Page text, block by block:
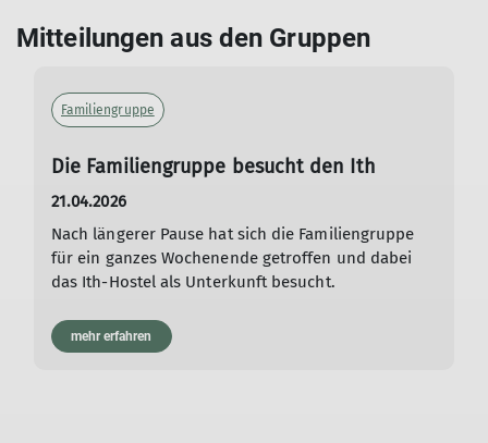
Mitteilungen aus den Gruppen
Familiengruppe
Die Familiengruppe besucht den Ith
21.04.2026
Nach längerer Pause hat sich die Familiengruppe
für ein ganzes Wochenende getroffen und dabei
das Ith-Hostel als Unterkunft besucht.
mehr erfahren